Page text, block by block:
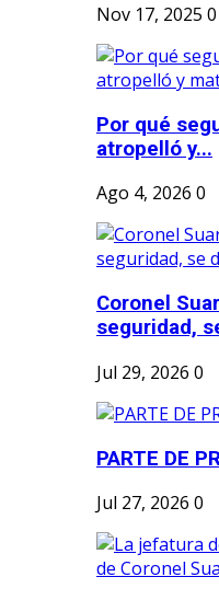
Nov 17, 2025 0
Por qué
atropelló y...
Ago 4, 2026 0
Coronel
seguridad,
Jul 29, 2026 0
PARTE DE
Jul 27, 2026 0